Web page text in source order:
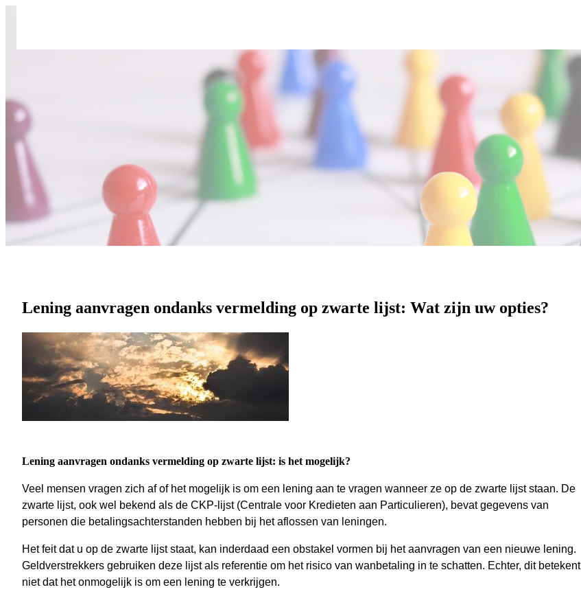
Lening aanvragen ondanks vermelding op zwarte lijst: Wat zijn uw opties?
Lening aanvragen ondanks vermelding op zwarte lijst: is het mogelijk?
Veel mensen vragen zich af of het mogelijk is om een lening aan te vragen wanneer ze op de zwarte lijst staan. De
zwarte lijst, ook wel bekend als de CKP-lijst (Centrale voor Kredieten aan Particulieren), bevat gegevens van
personen die betalingsachterstanden hebben bij het aflossen van leningen.
Het feit dat u op de zwarte lijst staat, kan inderdaad een obstakel vormen bij het aanvragen van een nieuwe lening.
Geldverstrekkers gebruiken deze lijst als referentie om het risico van wanbetaling in te schatten. Echter, dit betekent
niet dat het onmogelijk is om een lening te verkrijgen.